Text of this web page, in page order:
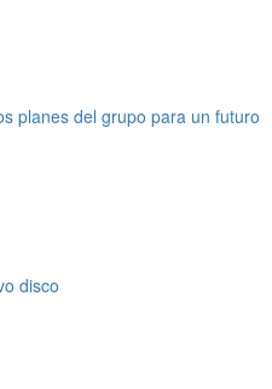
planes del grupo para un futuro
disco